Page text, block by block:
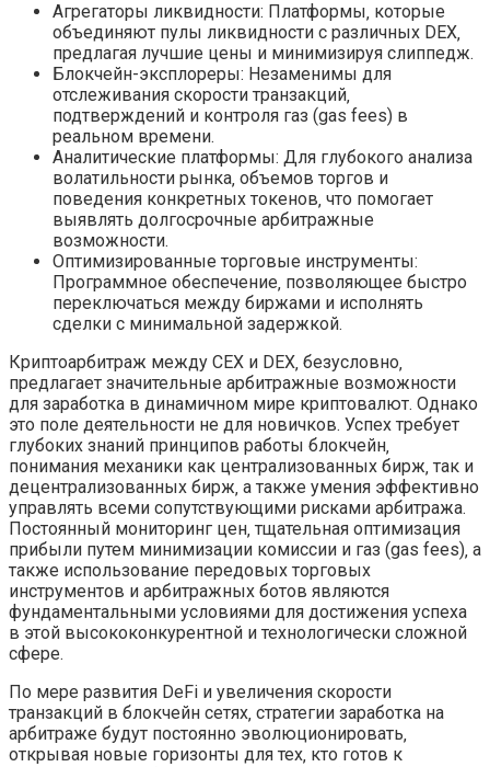
Агрегаторы ликвидности: Платформы‚ которые
объединяют пулы ликвидности с различных DEX‚
предлагая лучшие цены и минимизируя слиппедж.
Блокчейн-эксплореры: Незаменимы для
отслеживания скорости транзакций‚
подтверждений и контроля газ (gas fees) в
реальном времени.
Аналитические платформы: Для глубокого анализа
волатильности рынка‚ объемов торгов и
поведения конкретных токенов‚ что помогает
выявлять долгосрочные арбитражные
возможности.
Оптимизированные торговые инструменты:
Программное обеспечение‚ позволяющее быстро
переключаться между биржами и исполнять
сделки с минимальной задержкой.
Криптоарбитраж между CEX и DEX‚ безусловно‚
предлагает значительные арбитражные возможности
для заработка в динамичном мире криптовалют. Однако
это поле деятельности не для новичков. Успех требует
глубоких знаний принципов работы блокчейн‚
понимания механики как централизованных бирж‚ так и
децентрализованных бирж‚ а также умения эффективно
управлять всеми сопутствующими рисками арбитража.
Постоянный мониторинг цен‚ тщательная оптимизация
прибыли путем минимизации комиссии и газ (gas fees)‚ а
также использование передовых торговых
инструментов и арбитражных ботов являются
фундаментальными условиями для достижения успеха
в этой высококонкурентной и технологически сложной
сфере.
По мере развития DeFi и увеличения скорости
транзакций в блокчейн сетях‚ стратегии заработка на
арбитраже будут постоянно эволюционировать‚
открывая новые горизонты для тех‚ кто готов к